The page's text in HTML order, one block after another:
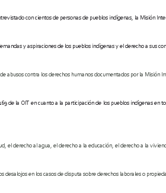
con cientos de personas de pueblos indígenas, la Misión
y aspiraciones de los pueblos indígenas y el derecho a sus
de abusos contra los derechos humanos documentados por la Misión
de la OIT en cuanto a la participación de los pueblos indígenas
el derecho al agua, el derecho a la educación, el derecho a la
desalojos en los casos de disputa sobre derechos laborales o